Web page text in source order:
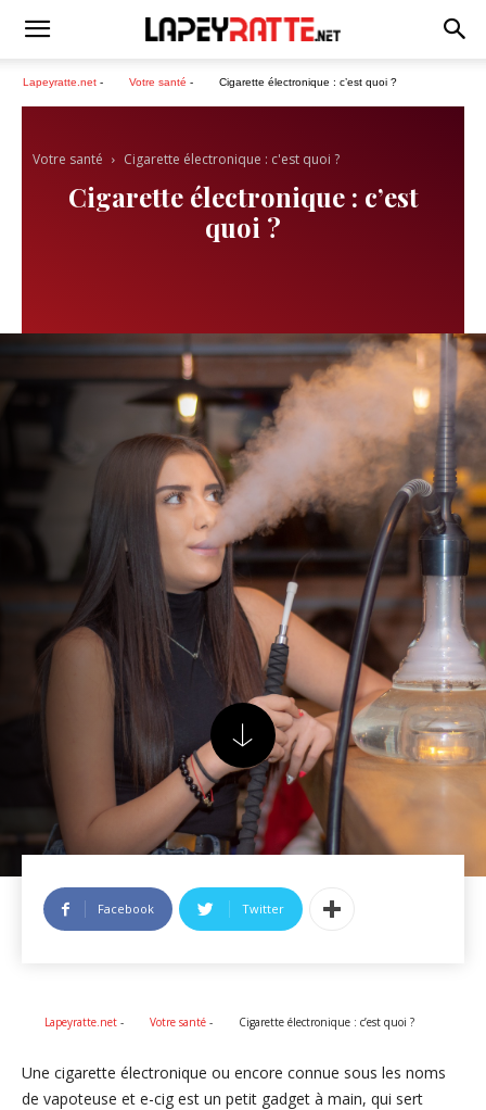
Lapeyratte.net - Votre santé - Cigarette électronique : c’est quoi ?
Votre santé Cigarette électronique : c'est quoi ?
Cigarette électronique : c’est
quoi ?
Facebook Twitter
Lapeyratte.net - Votre santé - Cigarette électronique : c’est quoi ?
Une cigarette électronique ou encore connue sous les noms
de vapoteuse et e-cig est un petit gadget à main, qui sert